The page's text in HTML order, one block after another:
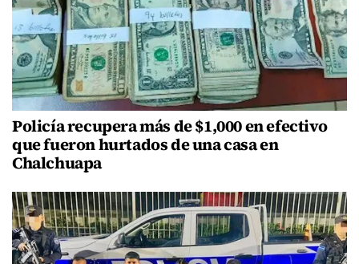
Policía recupera más de $1,000 en efectivo
que fueron hurtados de una casa en
Chalchuapa